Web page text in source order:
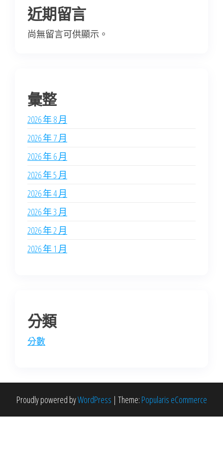
近期留言
尚無留言可供顯示。
彙整
2026 年 8 月
2026 年 7 月
2026 年 6 月
2026 年 5 月
2026 年 4 月
2026 年 3 月
2026 年 2 月
2026 年 1 月
分類
分數
Proudly powered byWordPress | Theme: Popularis eCommerce